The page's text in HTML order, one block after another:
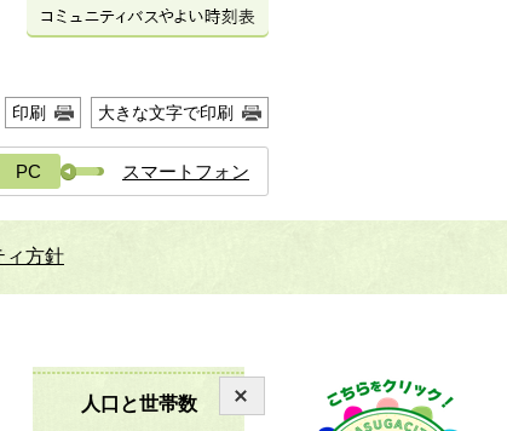
印刷 大きな文字で印刷
PC スマートフォン
ィ方針
人口と世帯数